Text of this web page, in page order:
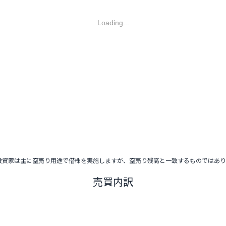
Loading...
家は主に空売り用途で借株を実施しますが、空売り残高と一致するものではあ
売買内訳